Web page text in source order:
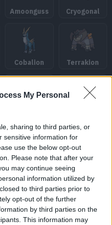
My Personal
sharing to third parties, or
sensitive information for
use the below opt-out
Please note that after your
may continue seeing
information utilized by
to third parties prior to
opt-out of the further
by third parties on the
This information may
Amoonguss Cryogonal
Cobalion Terrakion
Wimpod Golisopod
Mimikyu